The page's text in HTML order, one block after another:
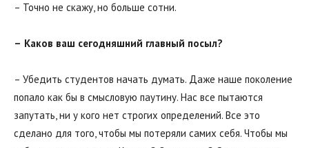
– Точно не скажу, но больше сотни.
– Каков ваш сегодняшний главный посыл?
– Убедить студентов начать думать. Даже наше поколение
попало как бы в смысловую паутину. Нас все пытаются
запутать, ни у кого нет строгих определений. Все это
сделано для того, чтобы мы потеряли самих себя. Чтобы мы